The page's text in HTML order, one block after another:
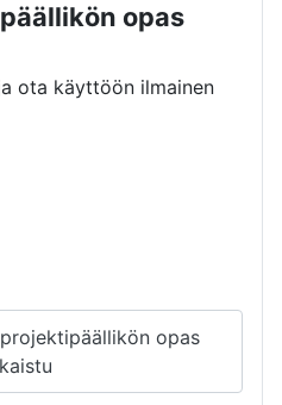
opas
ota käyttöön ilmainen
opas